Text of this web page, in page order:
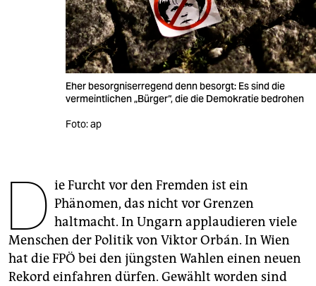
veranstaltungen
genossenschaft
epaper login
Eher besorgniserregend denn besorgt: Es sind die
vermeintlichen „Bürger“, die die Demokratie bedrohen
Foto: ap
D ie Furcht vor den Fremden ist ein
Phänomen, das nicht vor Grenzen
haltmacht. In Ungarn applaudieren viele
Menschen der Politik von Viktor Orbán. In Wien
hat die FPÖ bei den jüngsten Wahlen einen neuen
Rekord einfahren dürfen. Gewählt worden sind